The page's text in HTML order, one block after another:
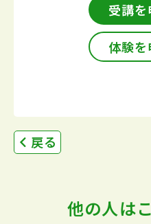
受講を
体験を
戻る
他の人は